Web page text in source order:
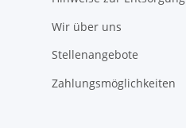
Wir über uns
Stellenangebote
Zahlungsmöglichkeiten